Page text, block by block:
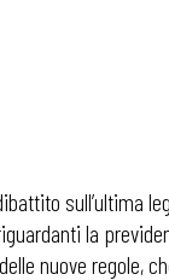
sull’ultima
la
nuove regole,